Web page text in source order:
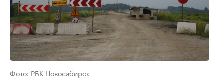
Фото: РБК Новосибирск